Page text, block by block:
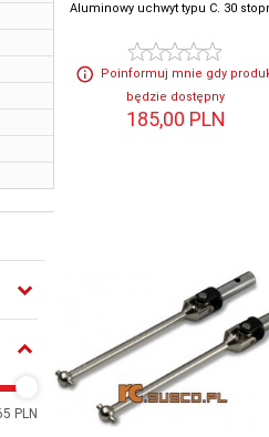
PLN
Aluminowy uchwyt typu C. 30
Poinformuj mnie gdy
będzie dostępny
185,00 PLN